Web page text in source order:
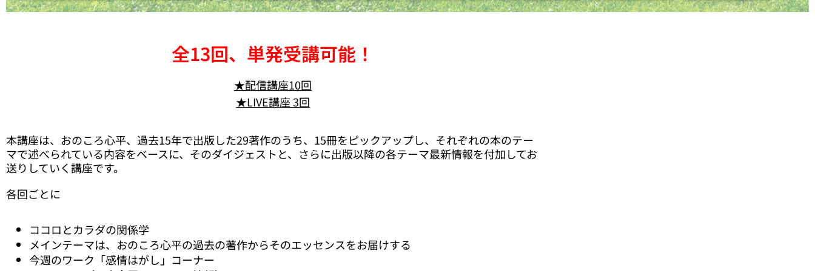
全13回、単発受講可能！
★配信講座10回
★LIVE講座 3回
本講座は、おのころ心平、過去15年で出版した29著作のうち、15冊をピックアップし、それぞれの本のテー
マで述べられている内容をベースに、そのダイジェストと、さらに出版以降の各テーマ最新情報を付加してお
送りしていく講座です。
各回ごとに
ココロとカラダの関係学
メインテーマは、おのころ心平の過去の著作からそのエッセンスをお届けする
今週のワーク「感情はがし」コーナー